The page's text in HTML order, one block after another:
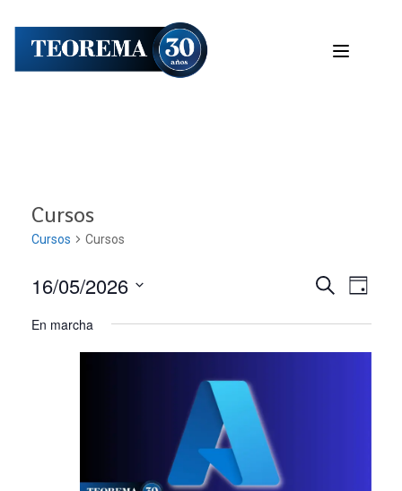
Cursos
Cursos Cursos
de
BUSCAR
de
DÍA
16/05/2026
fecha.
En marcha